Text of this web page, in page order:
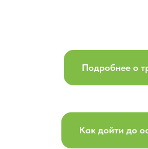
Подробнее о
Как дойти до